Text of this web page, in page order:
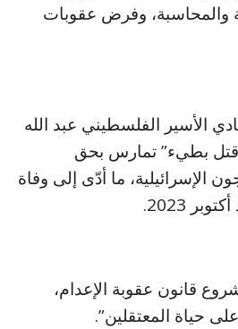
والمحاسبة، وفرض عقوبات
الأسير الفلسطيني عبد الله
قتل بطيء” تمارس بحق
الإسرائيلية، ما أدّى إلى وفاة
قانون عقوبة الإعدام،
حياة المعتقلين”.